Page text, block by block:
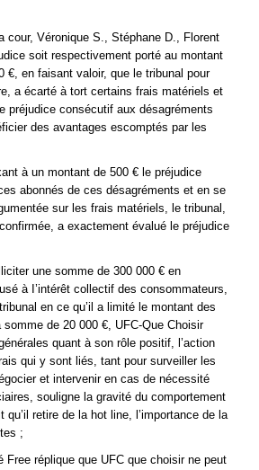
cour, Véronique S., Stéphane D., Florent
soit respectivement porté au montant
€, en faisant valoir, que le tribunal pour
a écarté à tort certains frais matériels et
préjudice consécutif aux désagréments
des avantages escomptés par les
à un montant de 500 € le préjudice
abonnés de ces désagréments et en se
sur les frais matériels, le tribunal,
a exactement évalué le préjudice
une somme de 300 000 € en
à I’intérêt collectif des consommateurs,
en ce qu’il a limité le montant des
de 20 000 €, UFC-Que Choisir
quant à son rôle positif, l’action
qui y sont liés, tant pour surveiller les
et intervenir en cas de nécessité
souligne la gravité du comportement
retire de la hot line, l’importance de la
;
Free réplique que UFC que choisir ne peut